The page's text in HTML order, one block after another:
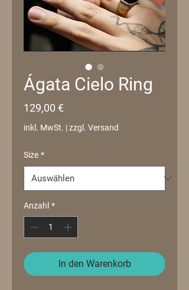
Ágata Cielo Ring
129,00 €
inkl. MwSt. |zzgl. Versand
Size *
Anzahl *
In den Warenkorb